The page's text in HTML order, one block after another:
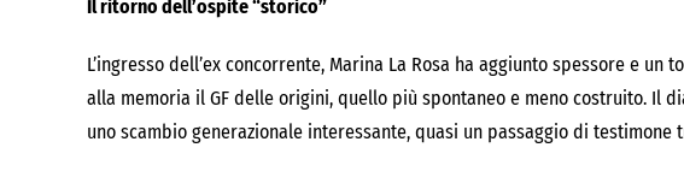
Il ritorno dell’ospite “storico”
L’ingresso dell’ex concorrente, Marina La Rosa ha aggiunto spessore e
alla memoria il GF delle origini, quello più spontaneo e meno costruito. Il
uno scambio generazionale interessante, quasi un passaggio di